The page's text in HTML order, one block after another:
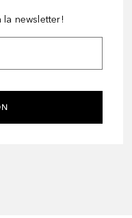
la newsletter!